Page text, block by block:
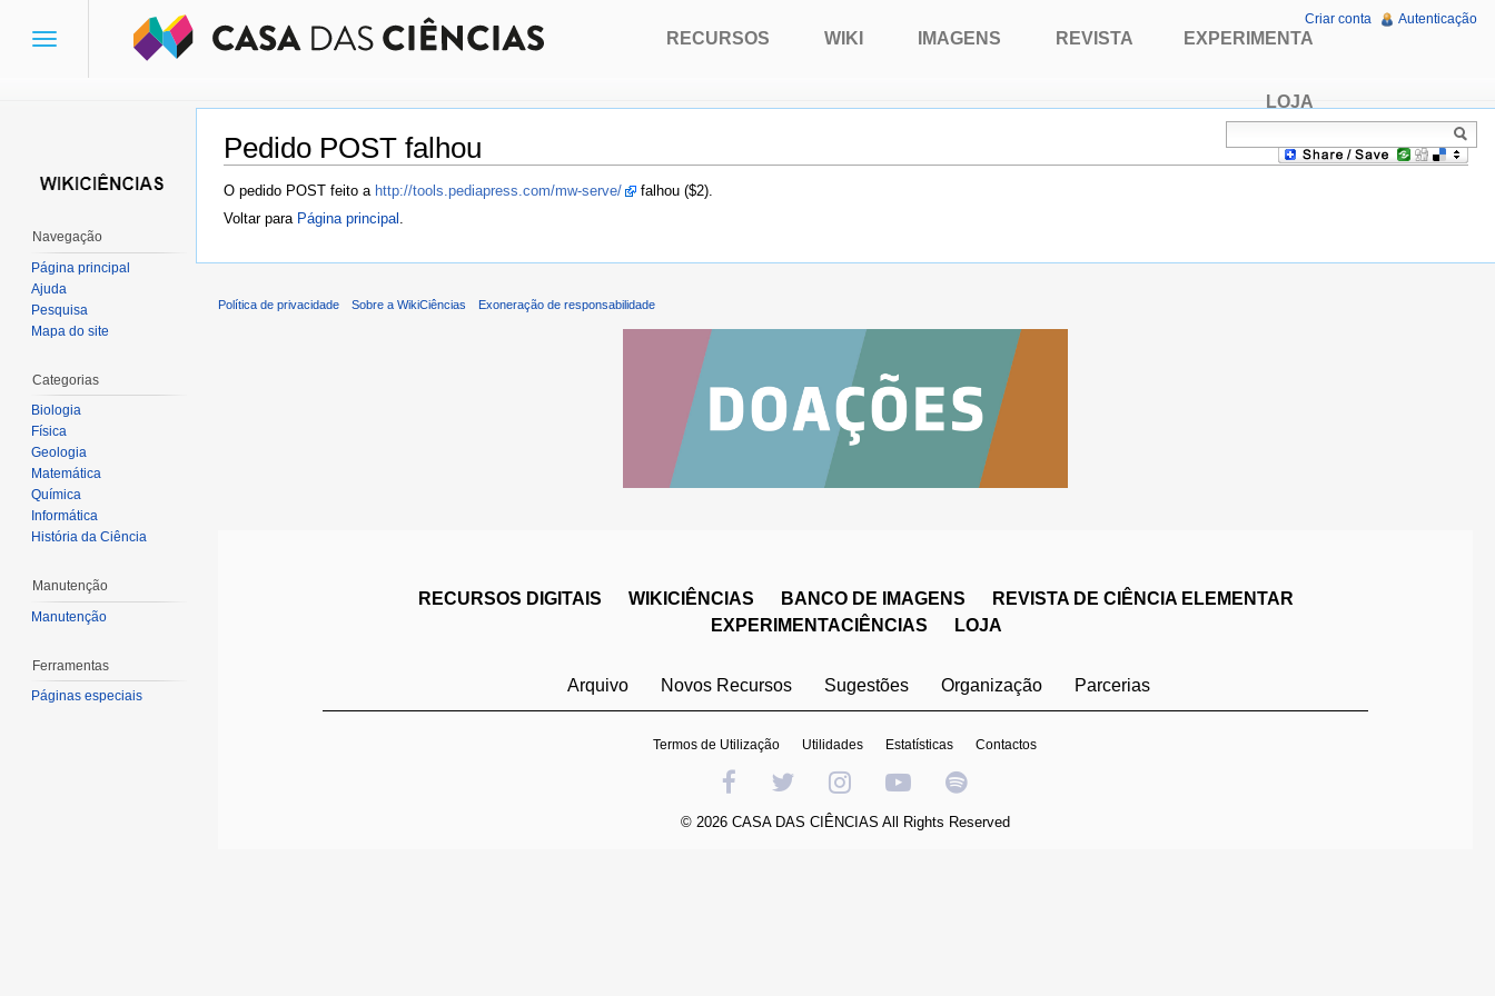
Pedido POST falhou
Ir para:navegação,pesquisa
O pedido POST feito a http://tools.pediapress.com/mw-serve/
falhou ($2).
Voltar para Página principal
Toggle
RECURSOS WIKI IMAGENS REVISTA EXPERIMENTA
LOJA
Criar conta Autenticação
Navegação
Página principal
Ajuda
Pesquisa
Mapa do site
Categorias
Biologia
Física
Geologia
Matemática
Química
Informática
História da Ciência
Manutenção
Manutenção
Ferramentas
Páginas especiais
Política de privacidade Sobre a WikiCiências Exoneração de responsabilidade
RECURSOS DIGITAIS WIKICIÊNCIAS BANCO DE IMAGENS
REVISTA DE CIÊNCIA ELEMENTAR
EXPERIMENTACIÊNCIAS
LOJA
Arquivo Novos Recursos Sugestões Organização Parcerias
Termos de Utilização Utilidades Estatísticas Contactos
© 2026 CASA DAS CIÊNCIAS All Rights Reserved